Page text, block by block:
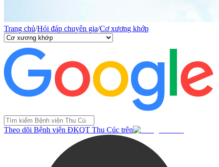
Trang chủ/Hỏi đáp chuyên gia/Cơ xương khớp
Theo dõi Bệnh viện ĐKQT Thu Cúc trên